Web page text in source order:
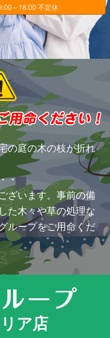
～18:00 不定休
の庭の木の枝が折れ
・
ざいます。事前の備
木々や草の処理な
ループをご用命くだ
ア店